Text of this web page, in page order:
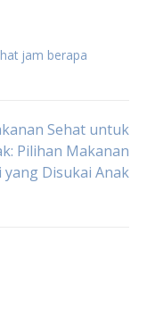
jam berapa
Sehat untuk
Pilihan Makanan
yang Disukai Anak